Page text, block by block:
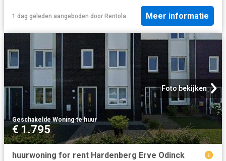
1 dag geleden aangeboden door Rentola Meer informatie
Foto bekijken
Geschakelde Woning·te huur
€ 1.795
huurwoning for rent Hardenberg Erve Odinck